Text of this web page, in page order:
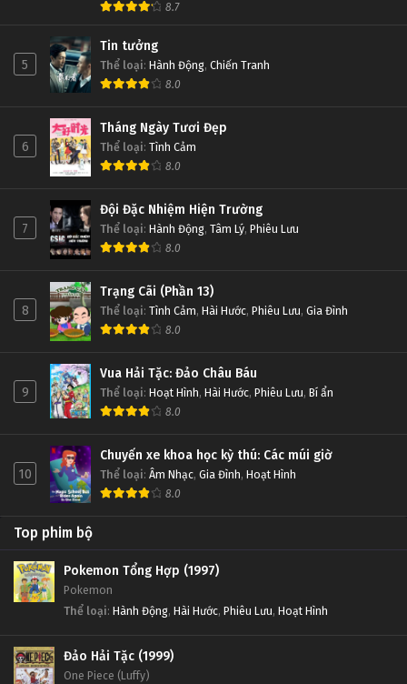
8.7
5
Tin tưởng
Thể loại: Hành Động, Chiến Tranh
8.0
6
Tháng Ngày Tươi Đẹp
Thể loại: Tình Cảm
8.0
7
Đội Đặc Nhiệm Hiện Trường
Thể loại: Hành Động, Tâm Lý, Phiêu Lưu
8.0
8
Trạng Cãi (Phần 13)
Thể loại: Tình Cảm, Hài Hước, Phiêu Lưu, Gia Đình
8.0
9
Vua Hải Tặc: Đảo Châu Báu
Thể loại: Hoạt Hình, Hài Hước, Phiêu Lưu, Bí ẩn
8.0
10
Chuyến xe khoa học kỳ thú: Các múi giờ
Thể loại: Âm Nhạc, Gia Đình, Hoạt Hình
8.0
Top phim bộ
Pokemon Tổng Hợp (1997)
Pokemon
Thể loại: Hành Động, Hài Hước, Phiêu Lưu, Hoạt Hình
Đảo Hải Tặc (1999)
One Piece (Luffy)